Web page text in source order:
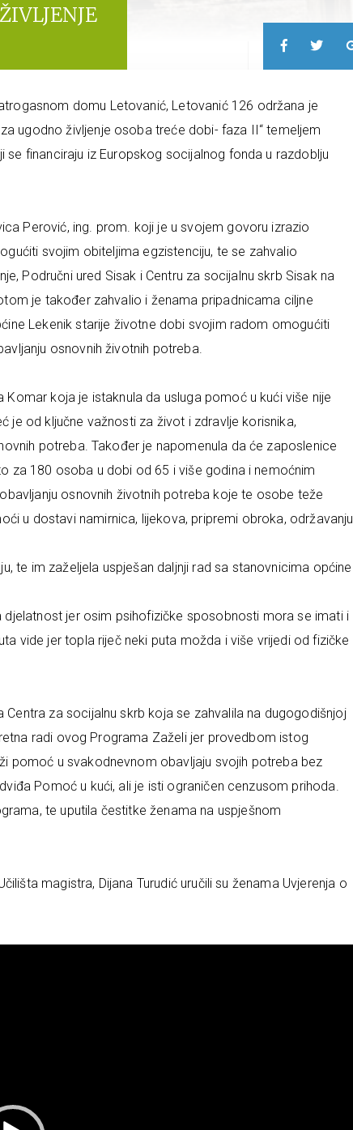
domu Letovanić, Letovanić 126 održana je
ugodno življenje osoba treće dobi- faza II“ temeljem
financiraju iz Europskog socijalnog fonda u razdoblju
Perović, ing. prom. koji je u svojem govoru izrazio
svojim obiteljima egzistenciju, te se zahvalio
Područni ured Sisak i Centru za socijalnu skrb Sisak na
je također zahvalio i ženama pripadnicama ciljne
Lekenik starije životne dobi svojim radom omogućiti
osnovnih životnih potreba.
koja je istaknula da usluga pomoć u kući više nije
je od ključne važnosti za život i zdravlje korisnika,
potreba. Također je napomenula da će zaposlenice
za 180 osoba u dobi od 65 i više godina i nemoćnim
osnovnih životnih potreba koje te osobe teže
u dostavi namirnica, lijekova, pripremi obroka, održavanju
te im zaželjela uspješan daljnji rad sa stanovnicima općine
jer osim psihofizičke sposobnosti mora se imati i
vide jer topla riječ neki puta možda i više vrijedi od fizičke
za socijalnu skrb koja se zahvalila na dugogodišnjoj
radi ovog Programa Zaželi jer provedbom istog
pomoć u svakodnevnom obavljaju svojih potreba bez
Pomoć u kući, ali je isti ograničen cenzusom prihoda.
te uputila čestitke ženama na uspješnom
magistra, Dijana Turudić uručili su ženama Uvjerenja o